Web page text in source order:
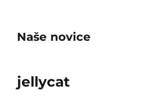
Naše novice
jellycat